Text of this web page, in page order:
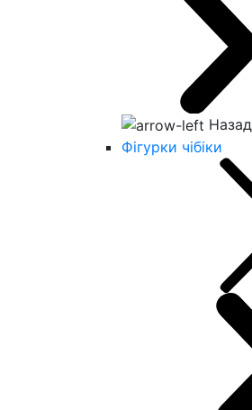
Назад
Фігурки чібіки